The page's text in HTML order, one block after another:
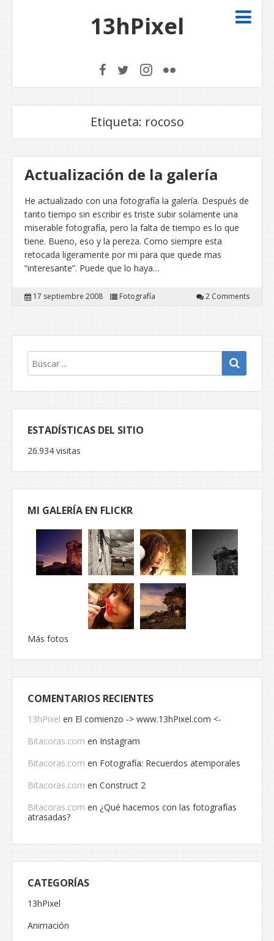
13hPixel
Etiqueta: rocoso
Actualización de la galería
He actualizado con una fotografía la galería. Después de
tanto tiempo sin escribir es triste subir solamente una
miserable fotografía, pero la falta de tiempo es lo que
tiene. Bueno, eso y la pereza. Como siempre esta
retocada ligeramente por mi para que quede mas
“interesante”. Puede que lo haya…
17 septiembre 2008 Fotografía 2 Comments
ESTADÍSTICAS DEL SITIO
26.934 visitas
MI GALERÍA EN FLICKR
Más fotos
COMENTARIOS RECIENTES
13hPixel en El comienzo -> www.13hPixel.com <-
Bitacoras.com en Instagram
Bitacoras.com en Fotografía: Recuerdos atemporales
Bitacoras.com en Construct 2
Bitacoras.com en ¿Qué hacemos con las fotografías
atrasadas?
CATEGORÍAS
13hPixel
Animación